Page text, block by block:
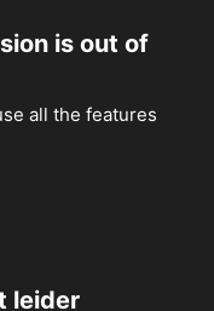
is out of
all the features
leider